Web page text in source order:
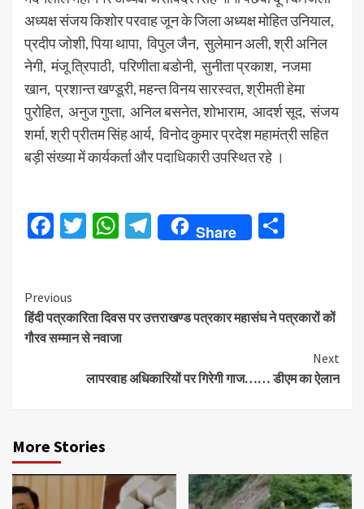
अध्यक्ष संजय किशोर परवाह जून के जिला अध्यक्ष मोहित उनियाल,
प्रदीप जोशी, पिया थापा, विपुल जैन, सुलेमान अली, श्री अनिल
नेगी, मंजू त्रिपाठी, परिणीता बडोनी, सुनीता प्रकाश, नजमा
खान, प्रशान्त खण्डूरी, महन्त विनय सारस्वत, श्रीमती हेमा
पुरोहित, अनुज गुप्ता, अनिल बसनेत, शोभाराम, आदर्श सूद, संजय
शर्मा, श्री प्रीतम सिंह आर्य, विनोद कुमार प्रदेश महामंत्री सहित
बड़ी संख्या में कार्यकर्ता और पदाधिकारी उपस्थित रहे ।
Facebook
Twitter
WhatsApp
Telegram
Share
Continue
Reading
Previous
हिंदी पत्रकारिता दिवस पर उत्तराखण्ड पत्रकार महासंघ ने पत्रकारों कों
गौरव सम्मान से नवाजा
Next
लापरवाह अधिकारियों पर गिरेगी गाज…… डीएम का ऐलान
More Stories